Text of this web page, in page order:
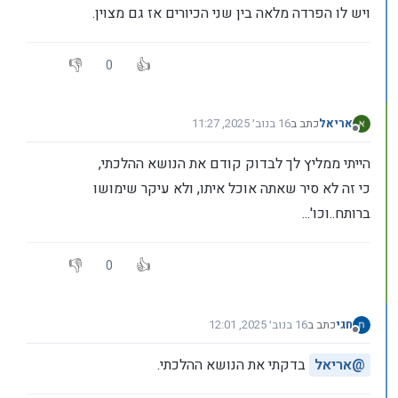
ויש לו הפרדה מלאה בין שני הכיורים אז גם מצוין.
0
מנותק
אריאלכתב ב16 בנוב׳ 2025, 11:27
נערך לאחרונה על ידי
הייתי ממליץ לך לבדוק קודם את הנושא ההלכתי,
כי זה לא סיר שאתה אוכל איתו, ולא עיקר שימושו
ברותח..וכו'...
0
מנותק
חגיכתב ב16 בנוב׳ 2025, 12:01
נערך לאחרונה על ידי
@אריאל בדקתי את הנושא ההלכתי.